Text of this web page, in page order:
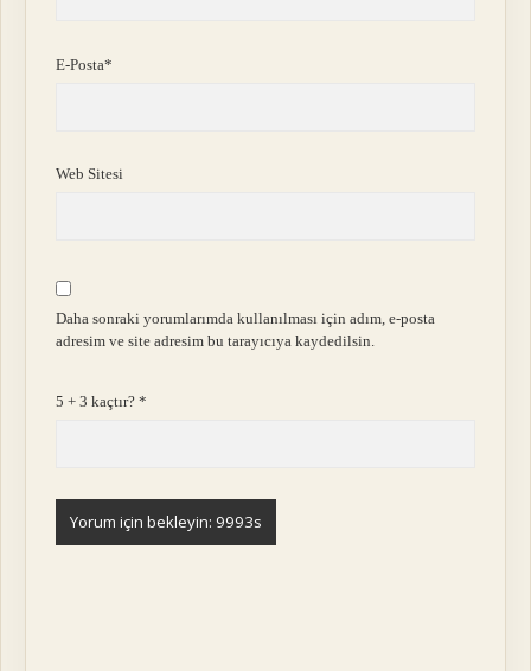
E-Posta*
Web Sitesi
Daha sonraki yorumlarımda kullanılması için adım, e-posta
adresim ve site adresim bu tarayıcıya kaydedilsin.
5 + 3 kaçtır?*